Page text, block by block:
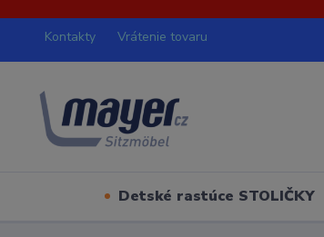
Kontakty Vrátenie tovaru
Detské rastúce STOLIČKY